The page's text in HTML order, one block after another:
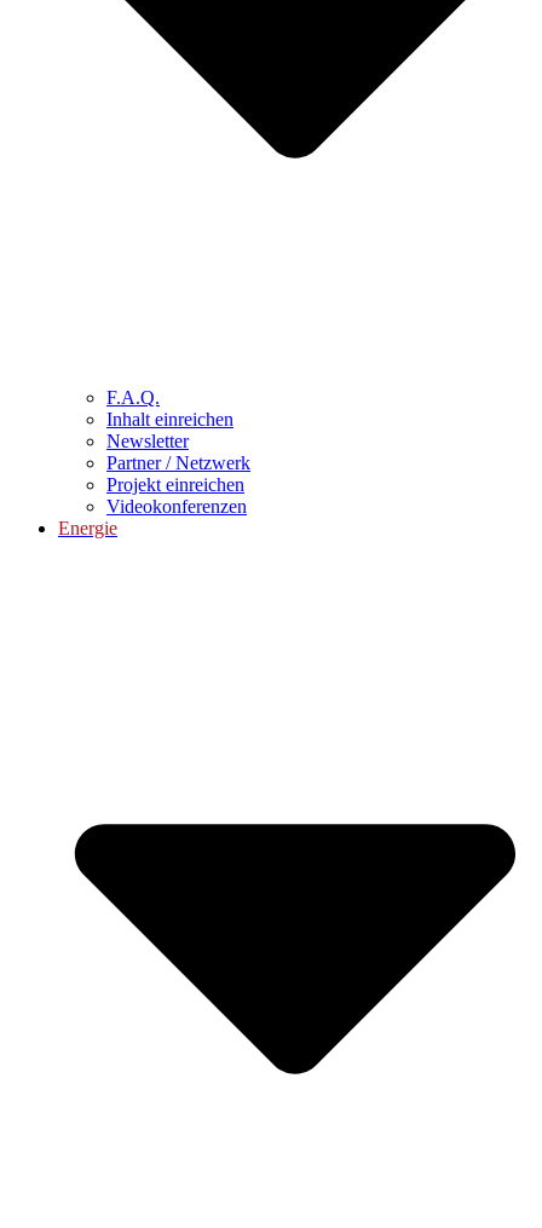
F.A.Q.
Inhalt einreichen
Newsletter
Partner / Netzwerk
Projekt einreichen
Videokonferenzen
Energie